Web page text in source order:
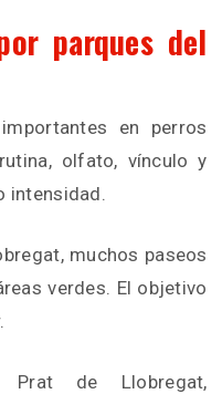
parques del
en perros
olfato, vínculo y
intensidad.
muchos paseos
verdes. El objetivo
de Llobregat,